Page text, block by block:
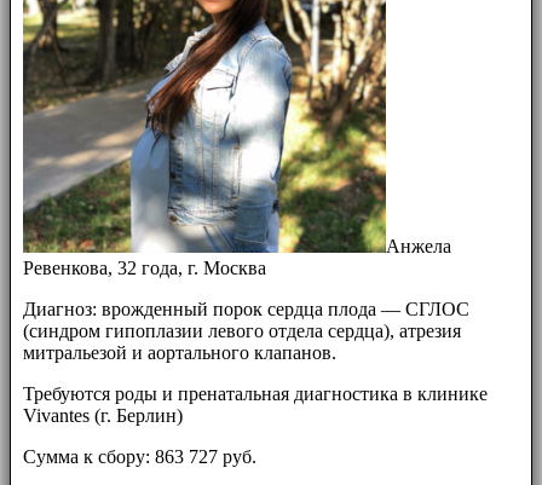
Анжела
Ревенкова, 32 года, г. Москва
Диагноз: врожденный порок сердца плода — СГЛОС
(синдром гипоплазии левого отдела сердца), атрезия
митральезой и аортального клапанов.
Требуются роды и пренатальная диагностика в клинике
Vivantes (г. Берлин)
Сумма к сбору: 863 727 руб.